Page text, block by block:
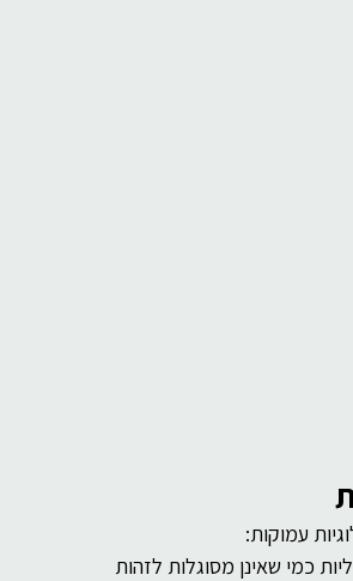
עמוקות:
כמי שאינן מסוגלות לזהות